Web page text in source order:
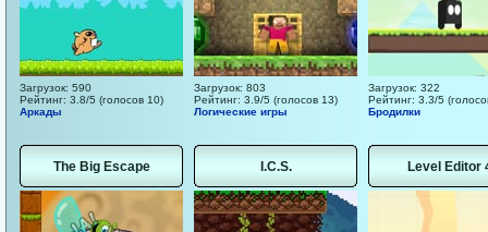
Загрузок: 590
Рейтинг: 3.8/5 (голосов 10)
Аркады
Загрузок: 803
Рейтинг: 3.9/5 (голосов 13)
Логические игры
Загрузок: 322
Рейтинг: 3.3/5
Бродилки
The Big Escape I.C.S. Level Editor